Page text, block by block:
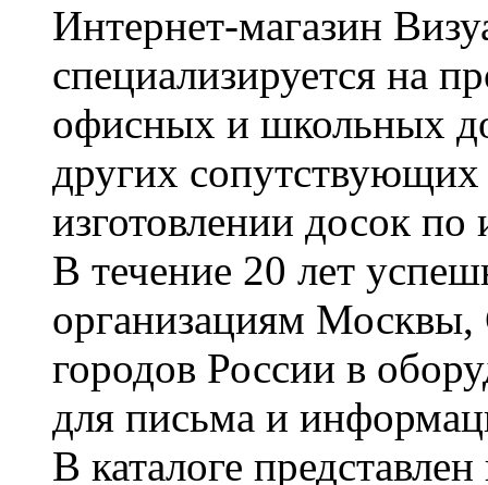
Интернет-магазин
специализируется на
офисных и школьных
других сопутствующих
изготовлении досок по
В течение 20 лет
организациям Москвы,
городов России в
для письма и
В каталоге